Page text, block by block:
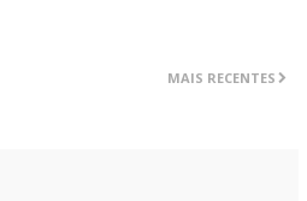
MAIS RECENTES